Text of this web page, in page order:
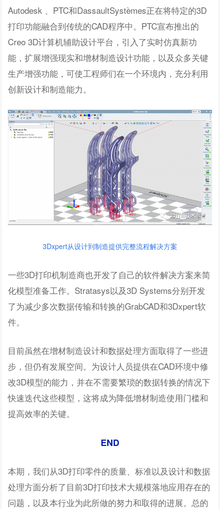
Autodesk 、PTC和DassaultSystèmes正在将特定的3D
打印功能融合到传统的CAD程序中。PTC宣布推出的
Creo 3D计算机辅助设计平台，引入了实时仿真新功
能，扩展增强现实和增材制造设计功能，以及众多关键
生产增强功能，可使工程师们在一个环境内，充分利用
创新设计和制造能力。
3Dxpert从设计到制造提供完整流程解决方案
一些3D打印机制造商也开发了自己的软件解决方案来简
化模型准备工作。Stratasys以及3D Systems分别开发
了为减少多次数据传输和转换的GrabCAD和3Dxpert软
件。
目前虽然在增材制造设计和数据处理方面取得了一些进
步，但仍有发展空间。为设计人员提供在CAD环境中修
改3D模型的能力，并在不需要繁琐的数据转换的情况下
快速迭代这些模型，这将成为降低增材制造使用门槛和
提高效率的关键。
END
本期，我们从3D打印零件的质量、标准以及设计和数据
处理方面分析了目前3D打印技术大规模落地应用存在的
问题，以及本行业为此所做的努力和取得的进展。总的